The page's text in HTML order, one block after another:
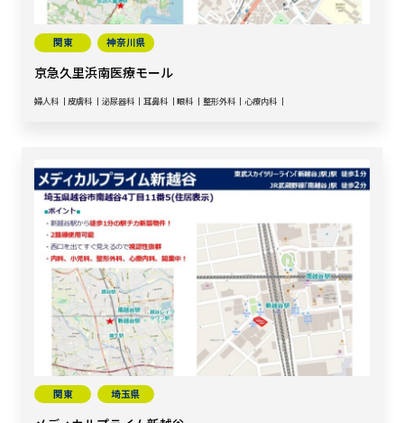
関東 神奈川県
京急久里浜南医療モール
婦人科 皮膚科 泌尿器科 耳鼻科 眼科 整形外科 心療内科
関東 埼玉県